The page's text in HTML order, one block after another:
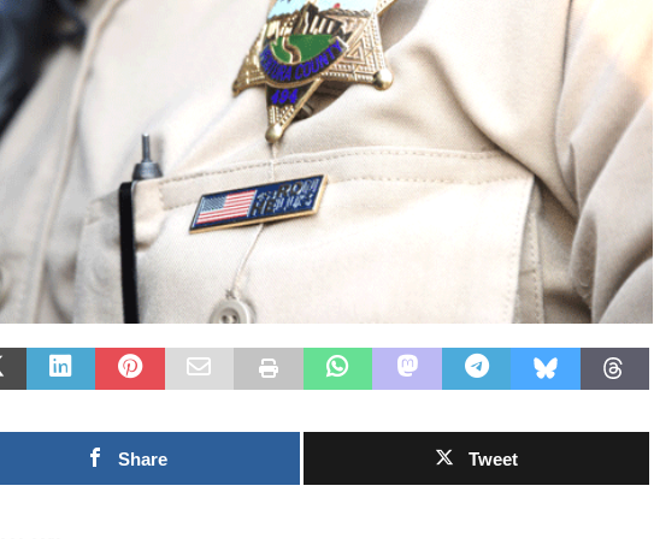
Share Tweet
Islas Malvinas y el
una historia de
memoria y
nacional
0SHARESShareTweet Por El Latino
Newsroom El deporte ha sido, a lo largo
de la historia, mucho más que una
entre equipos o atletas. En
Fútbol asiático se suma al
rechazo contra el plan de
inversión privada
propuesto por la FIFA para
0SHARESShareTweet Por El Latino
torno al futuro financiero de la Copa
Mundial de la FIFA sumó un nuevo